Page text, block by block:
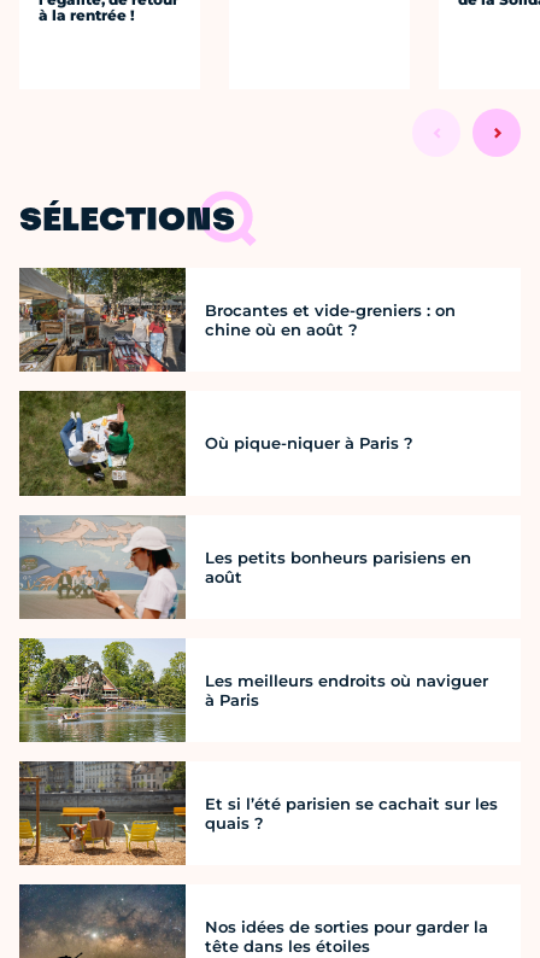
à la rentrée !
SÉLECTIONS
Brocantes et vide-greniers : on
chine où en août ?
Où pique-niquer à Paris ?
Les petits bonheurs parisiens en
août
Les meilleurs endroits où naviguer
à Paris
Et si l’été parisien se cachait sur les
quais ?
Nos idées de sorties pour garder la
tête dans les étoiles